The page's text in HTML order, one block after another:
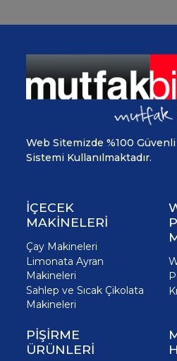
Web Sitemizde %100
Sistemi Kullanılmaktadır.
İÇECEK
MAKİNELERİ
Çay Makineleri
Limonata Ayran
Makineleri
Sahlep ve Sıcak Çikolata
Makineleri
PİŞİRME
ÜRÜNLERİ